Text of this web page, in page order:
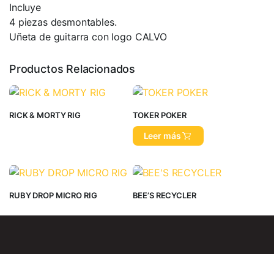
Incluye
4 piezas desmontables.
Uñeta de guitarra con logo CALVO
Productos Relacionados
RICK & MORTY RIG TOKER POKER
Leer más
RUBY DROP MICRO RIG BEE’S RECYCLER